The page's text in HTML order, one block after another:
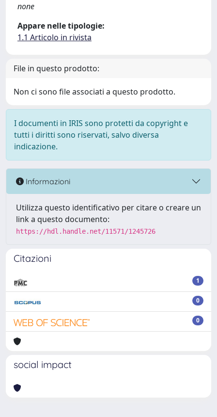
none
Appare nelle tipologie:
1.1 Articolo in rivista
File in questo prodotto:
Non ci sono file associati a questo prodotto.
I documenti in IRIS sono protetti da copyright e
tutti i diritti sono riservati, salvo diversa
indicazione.
Informazioni
Utilizza questo identificativo per citare o creare un
link a questo documento:
https://hdl.handle.net/11571/1245726
Citazioni
1
0
0
social impact